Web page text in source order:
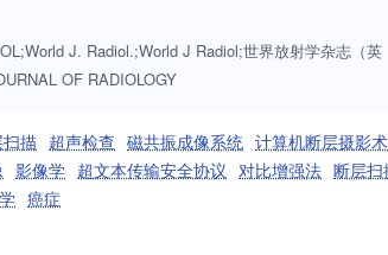
J. Radiol.;World J Radiol;世界放射学杂志（英
OF RADIOLOGY
描 超声检查 磁共振成像系统 计算机断层摄影术
影像学 超文本传输安全协议 对比增强法 断层扫
癌症